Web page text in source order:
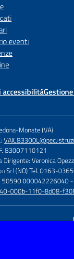
eventi
accessibilità
Monate (VA)
83007110121
Dirigente: Veronica
Srl (NO) Tel. 0163-
50590 000042226040 -
000b-11f0-8d08-